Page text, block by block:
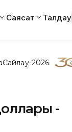
Саясат Талдау
Сайлау-2026
-